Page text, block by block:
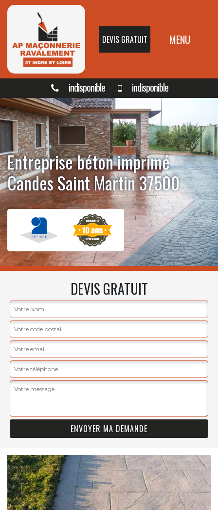
DEVIS GRATUIT MENU
indisponible indisponible
Entreprise béton imprimé
Candes Saint Martin 37500
DEVIS GRATUIT